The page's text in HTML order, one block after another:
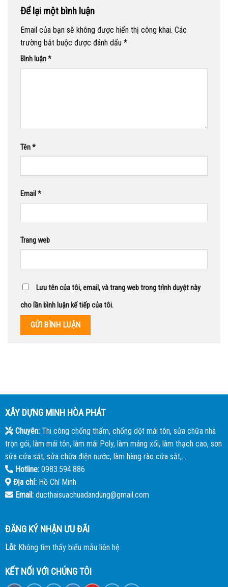
Để lại một bình luận
Email của bạn sẽ không được hiển thị công khai. Các
trường bắt buộc được đánh dấu *
Bình luận*
Tên*
Email *
Trang web
Lưu tên của tôi, email, và trang web trong trình duyệt này
cho lần bình luận kế tiếp của tôi.
XÂY DỰNG MINH HÒA PHÁT
Chuyên:Thi công chống thấm, chống dột mái tôn, sửa chữa nhà
trọn gói, làm mái tôn, làm mái Poly, làm máng xối, làm thạch cao, sơn
sửa cửa sắt, sửa chữa điện nước, làm hàng rào cửa sắt,...
Hotline:0983.594.886
Địa chỉ:Hồ Chí Minh
Email:ducthaisuachuadandung@gmail.com
ĐĂNG KÝ NHẬN ƯU ĐÃI
Lỗi:Không tìm thấy biểu mẫu liên hệ.
KẾT NỐI VỚI CHÚNG TÔI